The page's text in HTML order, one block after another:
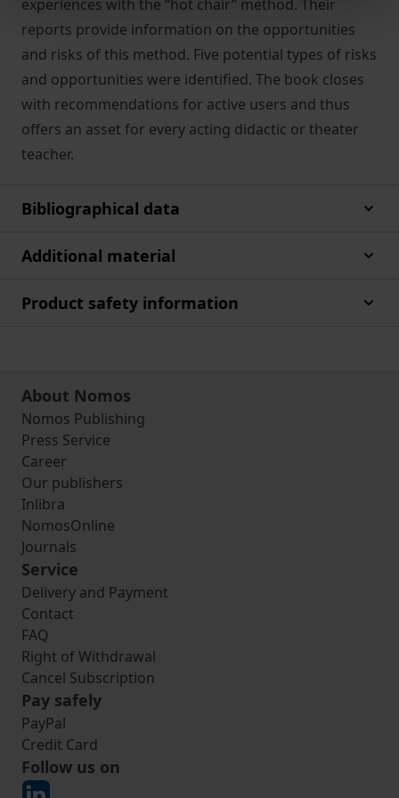
experiences with the “hot chair” method. Their
reports provide information on the opportunities
and risks of this method. Five potential types of risks
and opportunities were identified. The book closes
with recommendations for active users and thus
offers an asset for every acting didactic or theater
teacher.
Bibliographical data
Additional material
Product safety information
About Nomos
Nomos Publishing
Press Service
Career
Our publishers
Inlibra
NomosOnline
Journals
Service
Delivery and Payment
Contact
FAQ
Right of Withdrawal
Cancel Subscription
Pay safely
PayPal
Credit Card
Follow us on